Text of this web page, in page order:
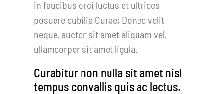
in faucibus orci luctus et ultrices
posuere cubilia Curae; Donec velit
neque, auctor sit amet aliquam vel,
ullamcorper sit amet ligula.
Curabitur non nulla sit amet nisl
tempus convallis quis ac lectus.